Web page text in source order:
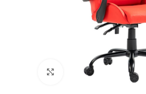
Натисніть, щоб збільшити